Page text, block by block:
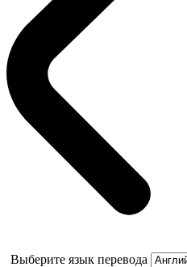
Выберите язык перевода